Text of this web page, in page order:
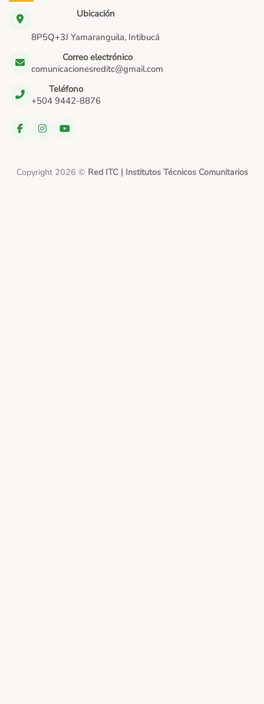
Ubicación
8P5Q+3J Yamaranguila, Intibucá
Correo electrónico
comunicacionesreditc@gmail.com
Teléfono
+504 9442-8876
Copyright 2026 © Red ITC | Institutos Técnicos Comunitarios